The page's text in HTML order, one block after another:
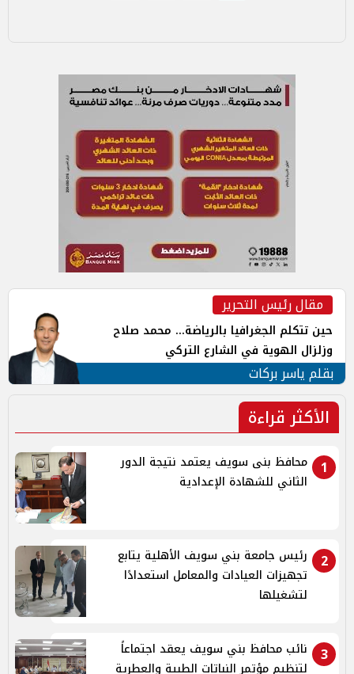
مقال رئيس التحرير
حين تتكلم الجغرافيا بالرياضة... محمد صلاح
وزلزال الهوية في الشارع التركي
بقلم ياسر بركات
الأكثر قراءة
1
محافظ بنى سويف يعتمد نتيجة الدور
الثاني للشهادة الإعدادية
2
رئيس جامعة بني سويف الأهلية يتابع
تجهيزات العيادات والمعامل استعدادًا
لتشغيلها
3
نائب محافظ بني سويف يعقد اجتماعاً
لتنظيم مؤتمر النباتات الطبية والعطرية